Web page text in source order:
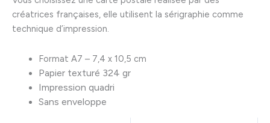
créatrices françaises, elle utilisent la sérigraphie comme
technique d’impression.
Format A7 – 7,4 x 10,5 cm
Papier texturé 324 gr
Impression quadri
Sans enveloppe